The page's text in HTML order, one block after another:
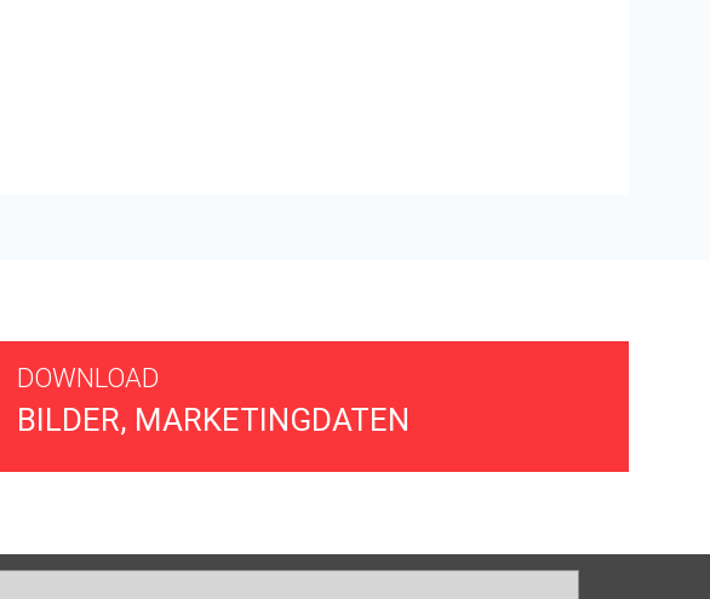
DOWNLOAD
BILDER, MARKETINGDATEN